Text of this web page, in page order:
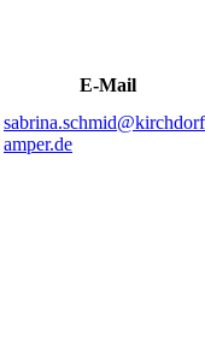
E-Mail
amper.de